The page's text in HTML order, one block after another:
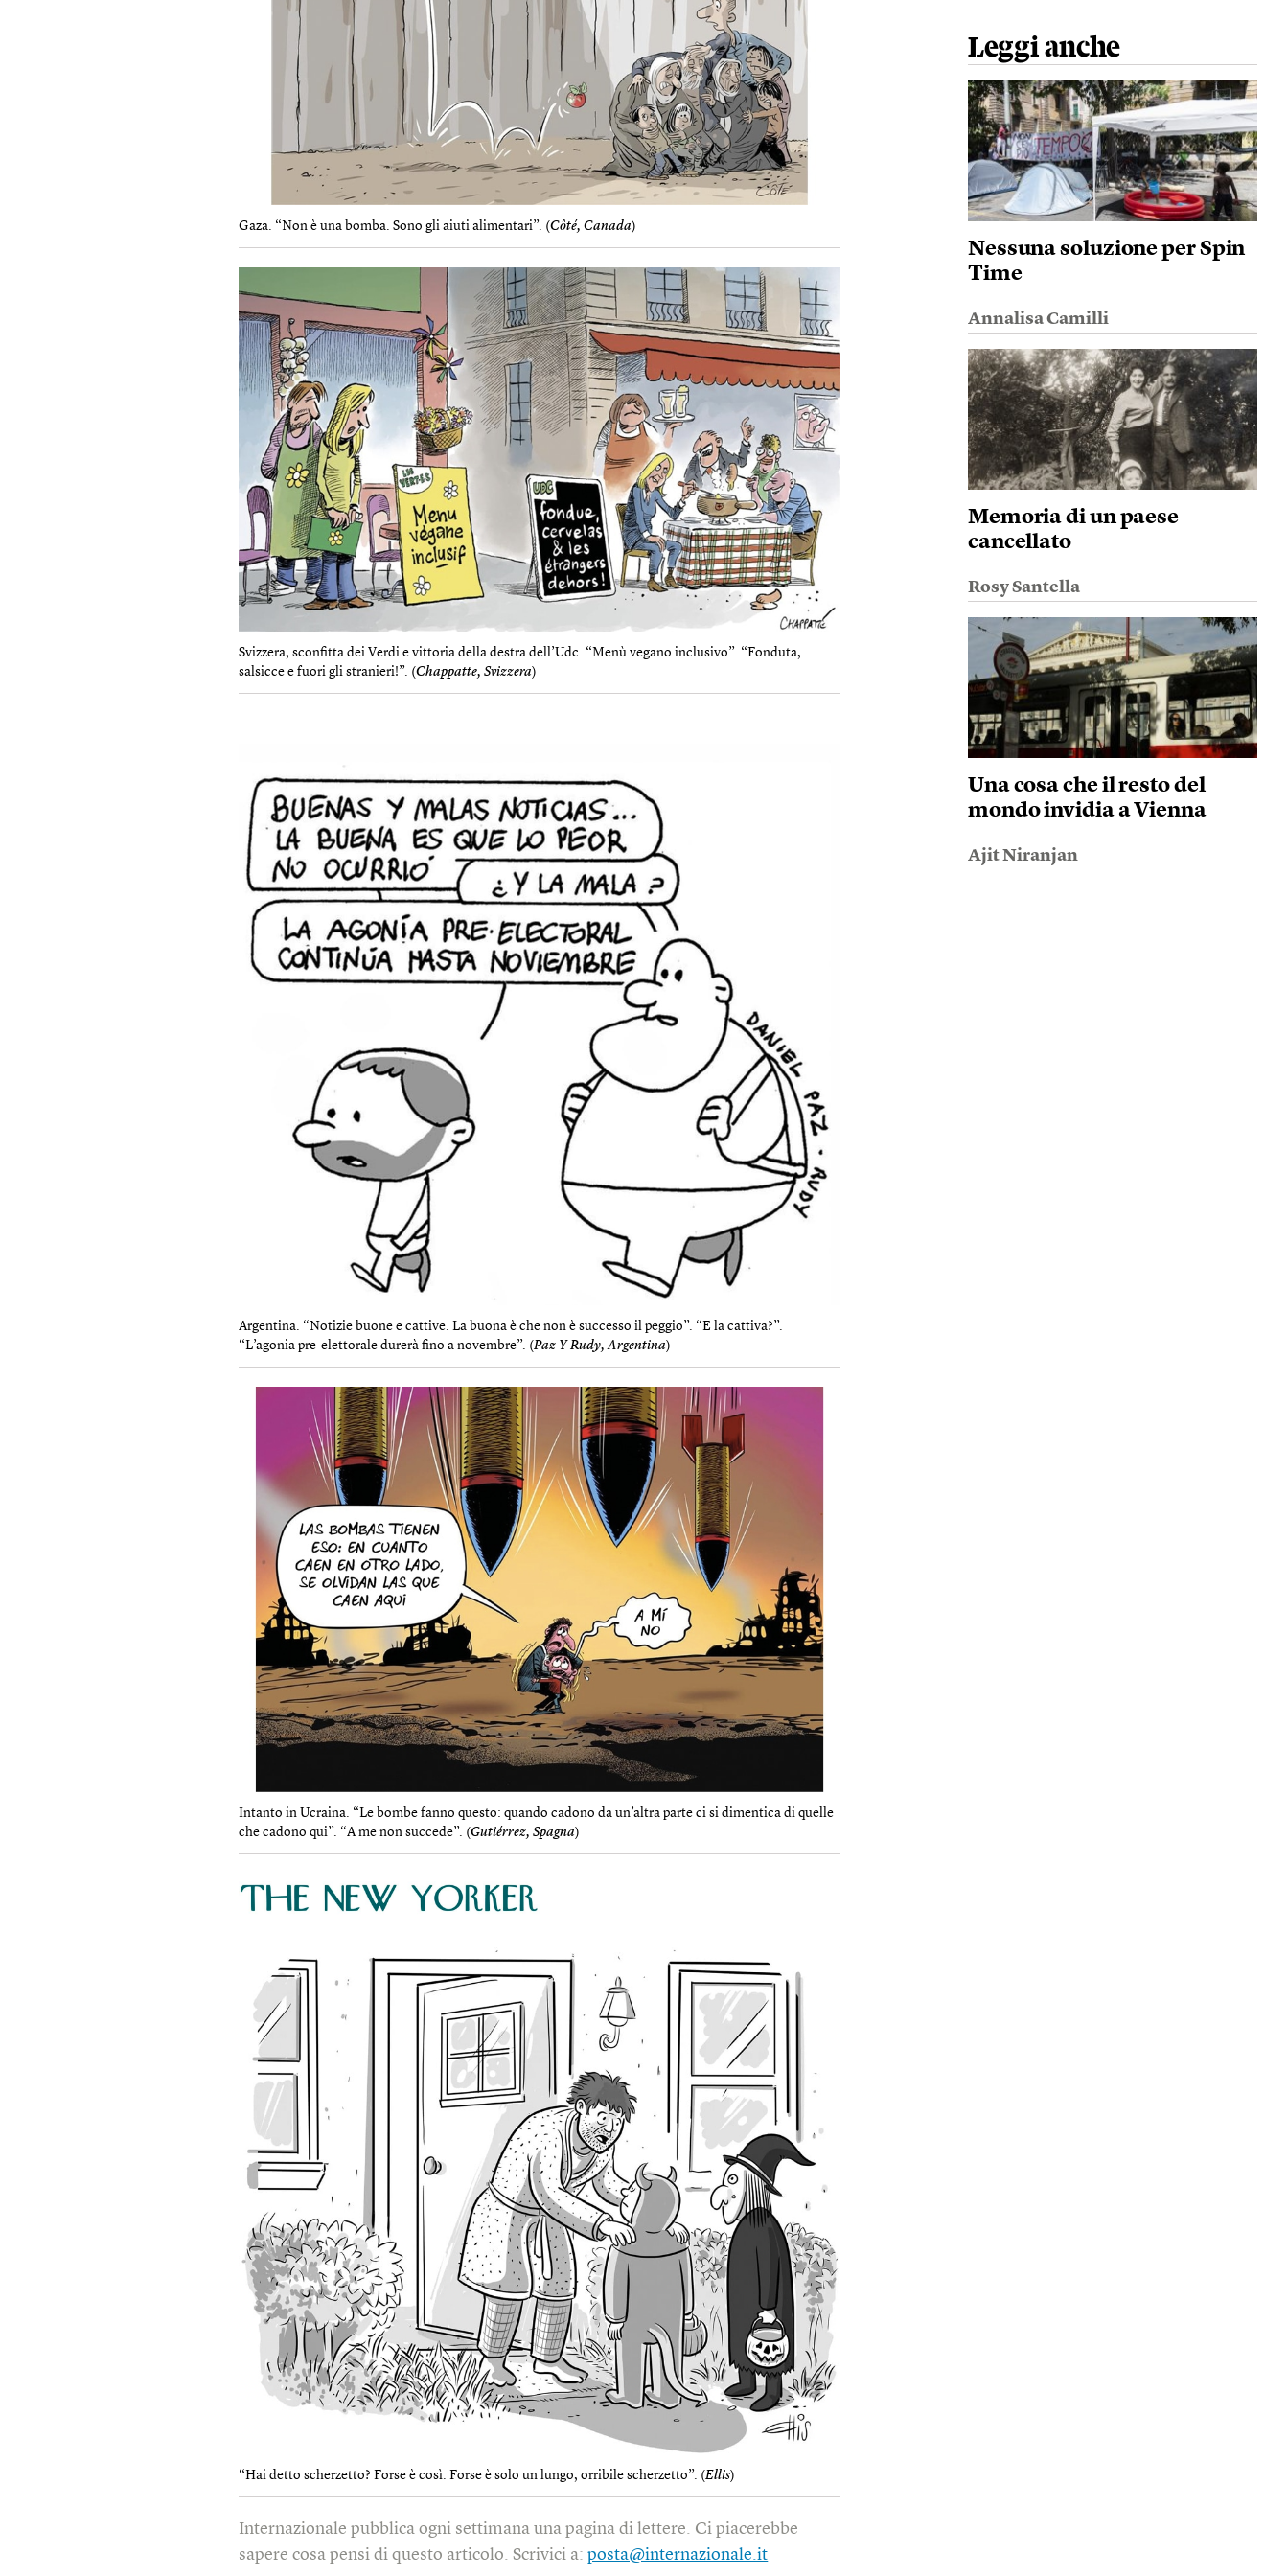
Gaza. “Non è una bomba. Sono gli aiuti alimentari”. (Côté, Canada)
Svizzera, sconfitta dei Verdi e vittoria della destra dell’Udc. “Menù vegano inclusivo”. “Fonduta,
salsicce e fuori gli stranieri!”. (Chappatte, Svizzera)
Argentina. “Notizie buone e cattive. La buona è che non è successo il peggio”. “E la cattiva?”.
“L’agonia pre-elettorale durerà fino a novembre”. (Paz Y Rudy, Argentina)
Intanto in Ucraina. “Le bombe fanno questo: quando cadono da un’altra parte ci si dimentica di quelle
che cadono qui”. “A me non succede”. (Gutiérrez, Spagna)
“Hai detto scherzetto? Forse è così. Forse è solo un lungo, orribile scherzetto”. (Ellis)
Internazionale pubblica ogni settimana una pagina di lettere. Ci piacerebbe
sapere cosa pensi di questo articolo. Scrivici a:posta@internazionale.it
Leggi anche
Nessuna soluzione per Spin
Time
Annalisa Camilli
Memoria di un paese
cancellato
Rosy Santella
Una cosa che il resto del
mondo invidia a Vienna
Ajit Niranjan